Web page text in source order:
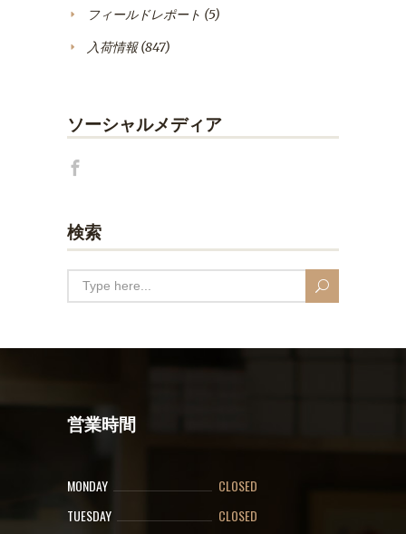
フィールドレポート (5)
入荷情報(847)
ソーシャルメディア
検索
営業時間
MONDAY
CLOSED
TUESDAY
CLOSED